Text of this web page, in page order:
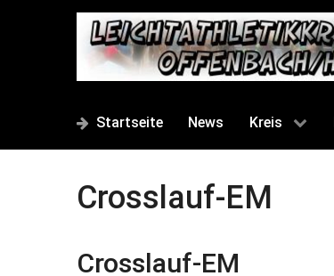
Startseite News Kreis
Crosslauf-EM
Crosslauf-EM